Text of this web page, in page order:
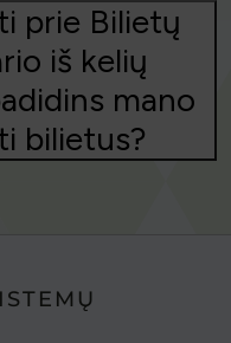
prie Bilietų
iš kelių
mano
bilietus?